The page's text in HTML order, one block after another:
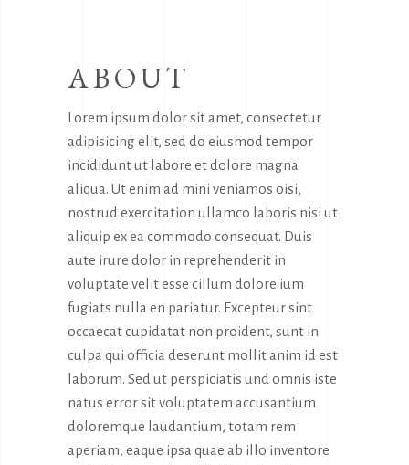
ABOUT
Lorem ipsum dolor sit amet, consectetur
adipisicing elit, sed do eiusmod tempor
incididunt ut labore et dolore magna
aliqua. Ut enim ad mini veniamos oisi,
nostrud exercitation ullamco laboris nisi ut
aliquip ex ea commodo consequat. Duis
aute irure dolor in reprehenderit in
voluptate velit esse cillum dolore ium
fugiats nulla en pariatur. Excepteur sint
occaecat cupidatat non proident, sunt in
culpa qui officia deserunt mollit anim id est
laborum. Sed ut perspiciatis und omnis iste
natus error sit voluptatem accusantium
doloremque laudantium, totam rem
aperiam, eaque ipsa quae ab illo inventore